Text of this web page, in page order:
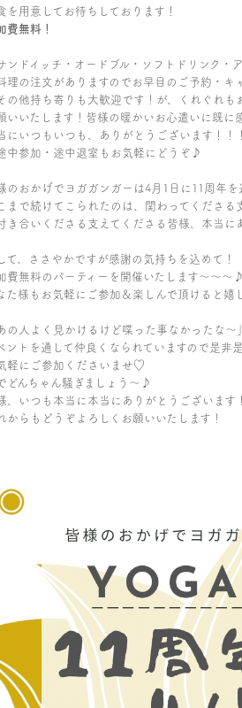
を用意してお待ちしております！
費無料！
ンドイッチ・オードブル・ソフトドリンク・
理の注文がありますのでお早目のご予約・キ
の他持ち寄りも大歓迎です！が、くれぐれも
いいたします！皆様の暖かいお心遣いに既に
にいつもいつも、ありがとうございます！！！
中参加・途中退室もお気軽にどうぞ♪
のおかげでヨガガンガーは4月1日に11周年を
まで続けてこられたのは、関わってくださる
き合いくださる支えてくださる皆様、本当に
て、ささやかですが感謝の気持ちを込めて！
費無料のパーティーを開催いたします～～～♪
た様もお気軽にご参加＆楽しんで頂けると嬉
の人よく見かけるけど喋った事なかったな〜
ントを通して仲良くなられていますので是非是
軽にご参加くださいませ♡
どんちゃん騒ぎましょう〜♪
、いつも本当に本当にありがとうございます
からもどうぞよろしくお願いいたします！